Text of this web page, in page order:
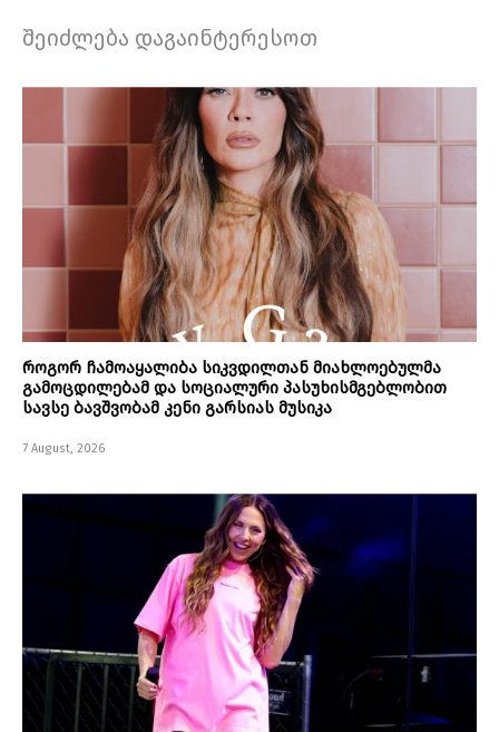
შეიძლება დაგაინტერესოთ
როგორ ჩამოაყალიბა სიკვდილთან მიახლოებულმა
გამოცდილებამ და სოციალური პასუხისმგებლობით
სავსე ბავშვობამ კენი გარსიას მუსიკა
7 August, 2026